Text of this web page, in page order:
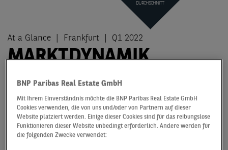
DURCHSCHNITT
At a Glance Frankfurt Q1 2022
MARKTDYNAMIK
VERLIERT VORERST AN
MOMENTUM
Der Frankfurter Logistikmarkt kann nicht an die
fulminanten Vorquartale anknüpfen. Ende März
BNP Paribas Real Estate GmbH
Mit Ihrem Einverständnis möchte die BNP Paribas Real Estate GmbH
Cookies verwenden, die von uns und/oder von Partnern auf dieser
Website platziert werden. Einige dieser Cookies sind für das reibungslose
Funktionieren dieser Website unbedingt erforderlich. Andere werden für
die folgenden Zwecke verwendet: